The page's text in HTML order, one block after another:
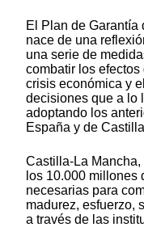
El Plan de
nace de una
una serie de
combatir los
crisis económica y
decisiones que a lo
adoptando los
España y de
Castilla-La
los 10.000 millones
necesarias para
madurez, esfuerzo,
a través de las